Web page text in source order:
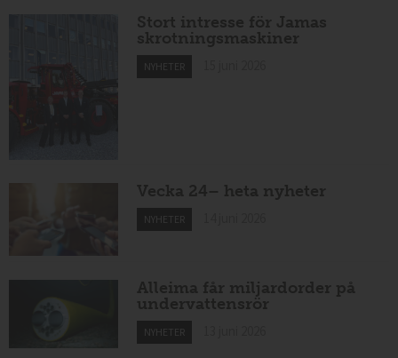
Stort intresse för Jamas
skrotningsmaskiner
NYHETER
Vecka 24– heta nyheter
NYHETER
Alleima får miljardorder på
undervattensrör
NYHETER